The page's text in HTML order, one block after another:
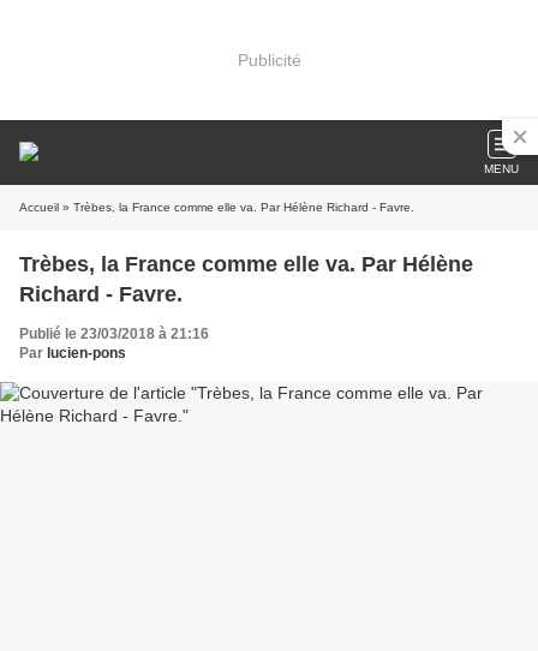
Publicité
MENU
Accueil » Trèbes, la France comme elle va. Par Hélène Richard - Favre.
Trèbes, la France comme elle va. Par Hélène
Richard - Favre.
Publié le 23/03/2018 à 21:16
Par lucien-pons